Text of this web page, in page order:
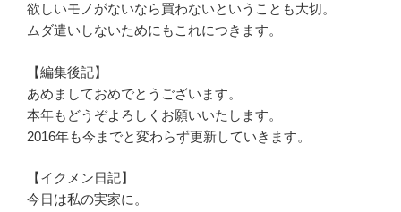
欲しいモノがないなら買わないということも大切。
ムダ遣いしないためにもこれにつきます。
【編集後記】
あめましておめでとうございます。
本年もどうぞよろしくお願いいたします。
2016年も今までと変わらず更新していきます。
【イクメン日記】
今日は私の実家に。